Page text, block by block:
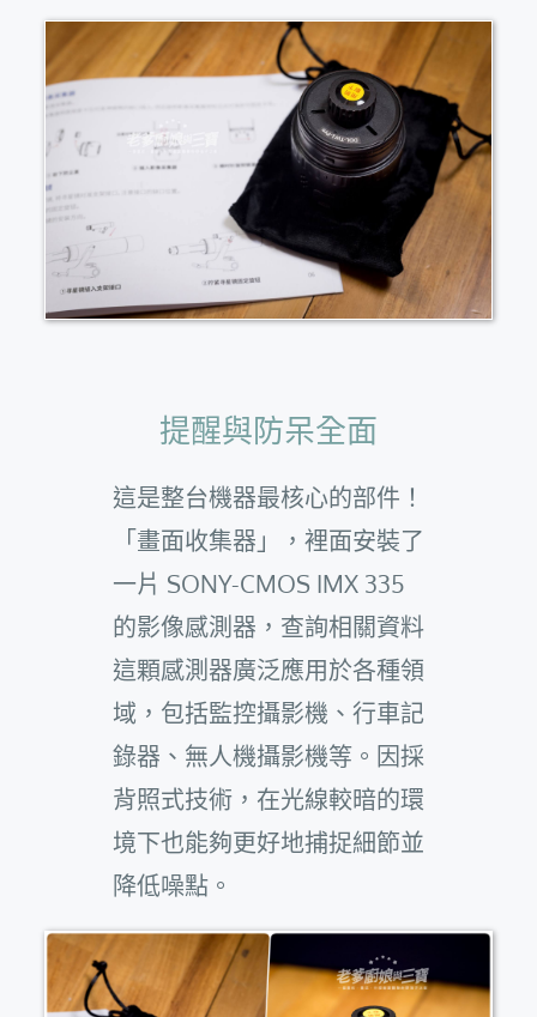
提醒與防呆全面
這是整台機器最核心的部件！
「畫面收集器」，裡面安裝了
一片 SONY-CMOS IMX 335
的影像感測器，查詢相關資料
這顆感測器廣泛應用於各種領
域，包括監控攝影機、行車記
錄器、無人機攝影機等。因採
背照式技術，在光線較暗的環
境下也能夠更好地捕捉細節並
降低噪點。